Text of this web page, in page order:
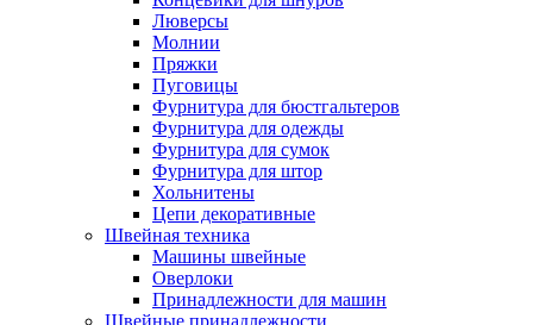
Люверсы
Молнии
Пряжки
Пуговицы
Фурнитура для бюстгальтеров
Фурнитура для одежды
Фурнитура для сумок
Фурнитура для штор
Хольнитены
Цепи декоративные
Швейная техника
Машины швейные
Оверлоки
Принадлежности для машин
Швейные принадлежности